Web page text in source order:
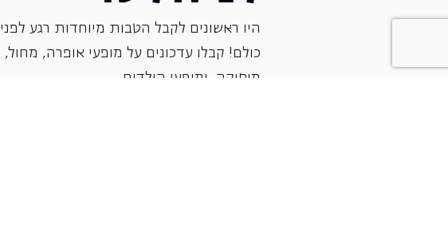
היו ראשונים לקבל הטבות מיוחדות רגע לפני
כולם! קבלו עדכונים על מופעי אופרה, ‏מחול,
‏מוסיקה, ומופעי הילדים.